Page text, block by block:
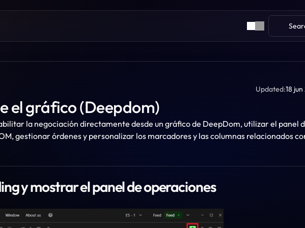
Updated:18
el gráfico (Deepdom)
la negociación directamente desde un gráfico de DeepDom, utilizar el panel
gestionar órdenes y personalizar los marcadores y las columnas relacionados
y mostrar el panel de operaciones